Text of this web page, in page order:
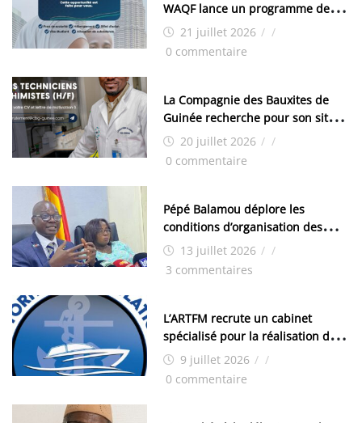
WAQF lance un programme de
bourses pour la Malaisie
21 juillet 2026 / /
0 commentaire
La Compagnie des Bauxites de
Guinée recherche pour son site
de Kamsar des techniciens
chimistes (H/F)
20 juillet 2026 / /
0 commentaire
Pépé Balamou déplore les
conditions d’organisation des
examens nationaux : « Si ce sont
les élections, on trouve tous les
13 juillet 2026 / /
3 commentaires
L’ARTFM recrute un cabinet
spécialisé pour la réalisation des
études techniques
9 juillet 2026 / /
0 commentaire